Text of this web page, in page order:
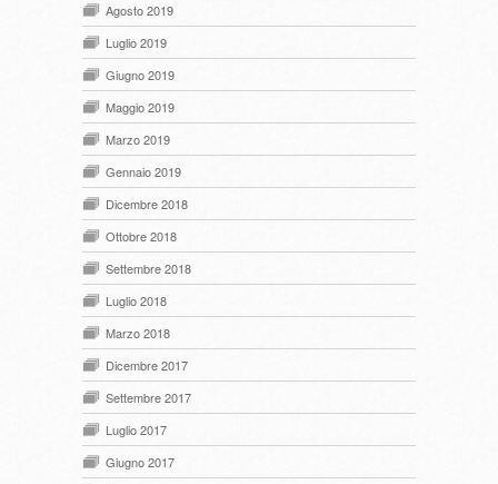
Agosto 2019
Luglio 2019
Giugno 2019
Maggio 2019
Marzo 2019
Gennaio 2019
Dicembre 2018
Ottobre 2018
Settembre 2018
Luglio 2018
Marzo 2018
Dicembre 2017
Settembre 2017
Luglio 2017
Giugno 2017